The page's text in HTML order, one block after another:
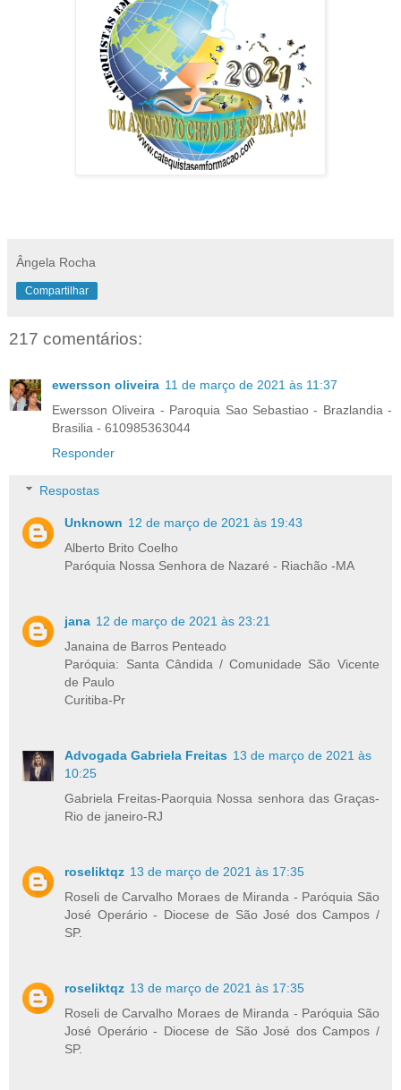
Ângela Rocha
Compartilhar
217 comentários:
ewersson oliveira 11 de março de 2021 às 11:37
Ewersson Oliveira - Paroquia Sao Sebastiao - Brazlandia -
Brasilia - 610985363044
Responder
Respostas
Unknown 12 de março de 2021 às 19:43
Alberto Brito Coelho
Paróquia Nossa Senhora de Nazaré - Riachão -MA
jana 12 de março de 2021 às 23:21
Janaina de Barros Penteado
Paróquia: Santa Cândida / Comunidade São Vicente
de Paulo
Curitiba-Pr
Advogada Gabriela Freitas 13 de março de 2021 às
10:25
Gabriela Freitas-Paorquia Nossa senhora das Graças-
Rio de janeiro-RJ
roseliktqz 13 de março de 2021 às 17:35
Roseli de Carvalho Moraes de Miranda - Paróquia São
José Operário - Diocese de São José dos Campos /
SP.
roseliktqz 13 de março de 2021 às 17:35
Roseli de Carvalho Moraes de Miranda - Paróquia São
José Operário - Diocese de São José dos Campos /
SP.